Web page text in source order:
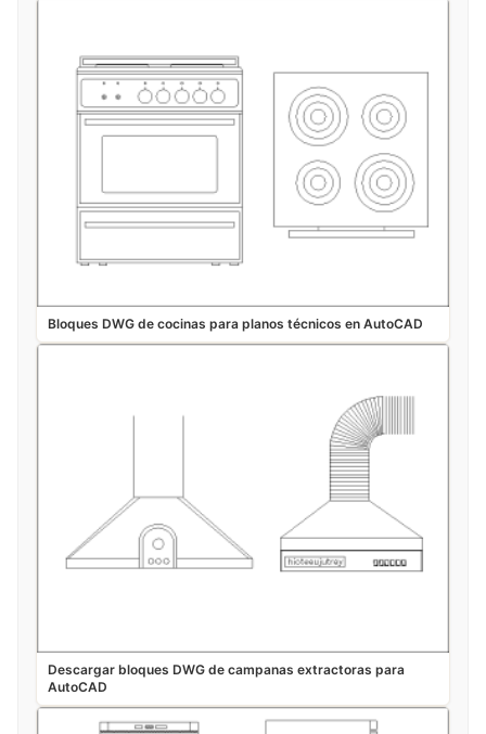
Bloques DWG de cocinas para planos técnicos en AutoCAD
Descargar bloques DWG de campanas extractoras para
AutoCAD